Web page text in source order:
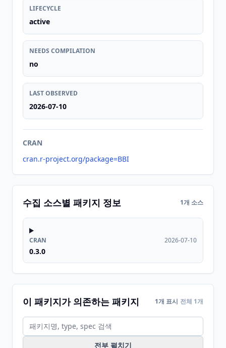
LIFECYCLE
active
NEEDS COMPILATION
no
LAST OBSERVED
2026-07-10
CRAN
cran.r-project.org/package=BBI
수집 소스별 패키지 정보 1개 소스
CRAN
0.3.0
2026-07-10
이 패키지가 의존하는 패키지 1개 표시 전체 1개
전부 펼치기